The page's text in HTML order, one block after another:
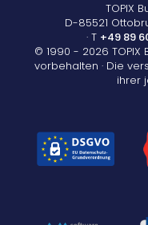
TOPIX
D-85521
· T +49 89
© 1990 - 2026 TOPIX
vorbehalten · Die
ihrer